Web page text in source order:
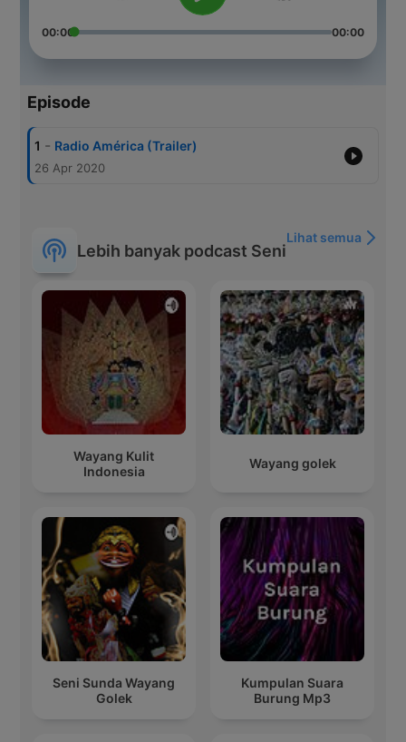
00:00 00:00
Episode
1 - Radio América (Trailer)
26 Apr 2020
Lebih banyak podcast Seni
Lihat semua
Wayang Kulit
Indonesia
Wayang golek
Seni Sunda Wayang
Golek
Kumpulan Suara
Burung Mp3